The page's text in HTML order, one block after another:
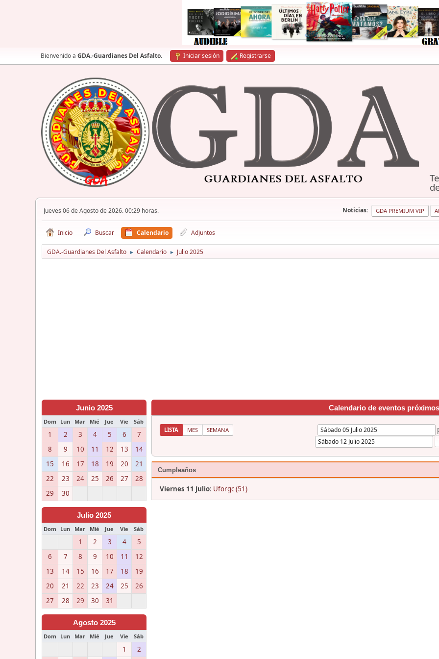
Bienvenido a GDA.-Guardianes Del Asfalto. Iniciar sesión Registrarse
Jueves 06 de Agosto de 2026. 00:29 horas. Noticias: GDA PREMIUM VIP
Inicio Buscar Calendario Adjuntos
GDA.-Guardianes Del Asfalto ► Calendario ► Julio 2025
Junio 2025
Dom Lun Mar Mié Jue Vie Sáb
1 2 3 4 5 6
7
8
9 10 11 12 13
14
15
16 17 18 19 20
21
22
23 24 25 26 27
28
29
30
Julio 2025
Dom Lun Mar Mié Jue Vie Sáb
1 2 3 4
5
6
7 8 9 10 11
12
13
14 15 16 17 18
19
20
21 22 23 24 25
26
27
28 29 30 31
Agosto 2025
Dom Lun Mar Mié Jue Vie Sáb
1 2
Calendario de eventos próximos
LISTA MES SEMANA
Cumpleaños
Viernes 11 Julio: Uforgc (51)